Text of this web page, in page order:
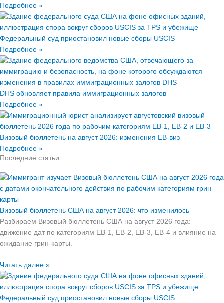
Подробнее »
Федеральный суд приостановил новые сборы USCIS
Подробнее »
DHS обновляет правила иммиграционных залогов
Подробнее »
Визовый бюллетень на август 2026: изменения EB-виз
Подробнее »
Последние статьи
Визовый бюллетень США на август 2026: что изменилось
Разбираем Визовый бюллетень США на август 2026 года:
движение дат по категориям EB-1, EB-2, EB-3, EB-4 и влияние на
ожидание грин-карты.
Читать далее »
Федеральный суд приостановил новые сборы USCIS